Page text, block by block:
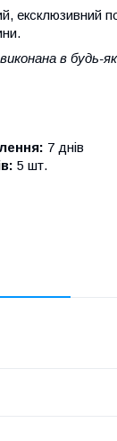
ексклюзивний
в будь-
7 днів
5 шт.